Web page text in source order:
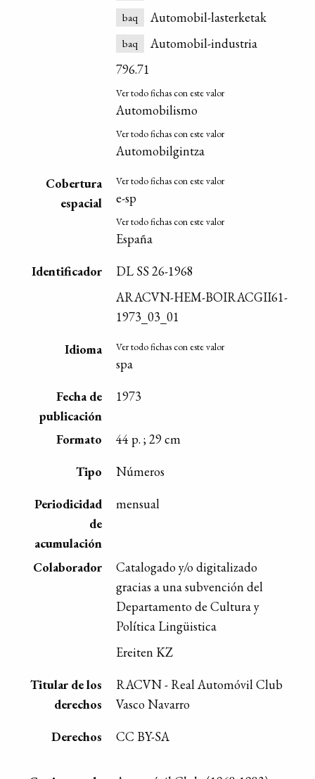
baq Automobil-lasterketak
baq
Automobil-industria
796.71
Ver todo fichas con este valor
Automobilismo
Ver todo fichas con este valor
Automobilgintza
Cobertura
espacial
Ver todo fichas con este valor
e-sp
Ver todo fichas con este valor
España
Identificador
DL SS 26-1968
ARACVN-HEM-BOIRACGII61-
1973_03_01
Idioma
Ver todo fichas con este valor
spa
Fecha de
publicación
1973
Formato
44 p. ; 29 cm
Tipo
Números
Periodicidad
de
acumulación
mensual
Colaborador
Catalogado y/o digitalizado
gracias a una subvención del
Departamento de Cultura y
Política Lingüistica
Ereiten KZ
Titular de los
derechos
RACVN - Real Automóvil Club
Vasco Navarro
Derechos
CC BY-SA